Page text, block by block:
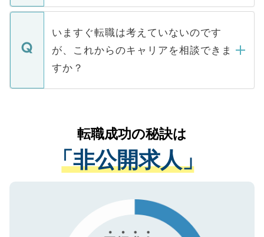
関を公にしてしまうと、応募が殺到する場
に、医療機関が求める条件に合った人材の
みを人材紹介会社に依頼するケースが増え
ています。
定を承諾する必要はありません。内定先へ
の辞退の連絡はキャリアパートナーが行い
ますので、ご安心ください。
個人情報が漏えいすることはありませんの
で、ご安心ください。当サイトからの登録
などで収集したご登録者様の個人情報は、
ご本人のキャリアアップおよび転職活動の
支援を目的に使用いたします。お預かりし
ているすべての個人データはご本人の許可
は、個人情報の取り扱いについての厳密な
管理基準を満たした事業者のみに付与され
る、プライバシーマークを取得済みです。
ご登録いただいた個人情報は、SSL（デー
で、機密保持に関してもご安心ください。
いますぐ転職は考えていないのです
が、これからのキャリアを相談できま
すか？
かがいして、現在の医療機関の状況や紹介
経験をまじえながら、適切なアドバイスを
させていただきます。すぐにご転職をされ
ない方には、長期的なサポートが可能です
ので、まずはご登録ください。
転職成功の秘訣は
「非公開求人」